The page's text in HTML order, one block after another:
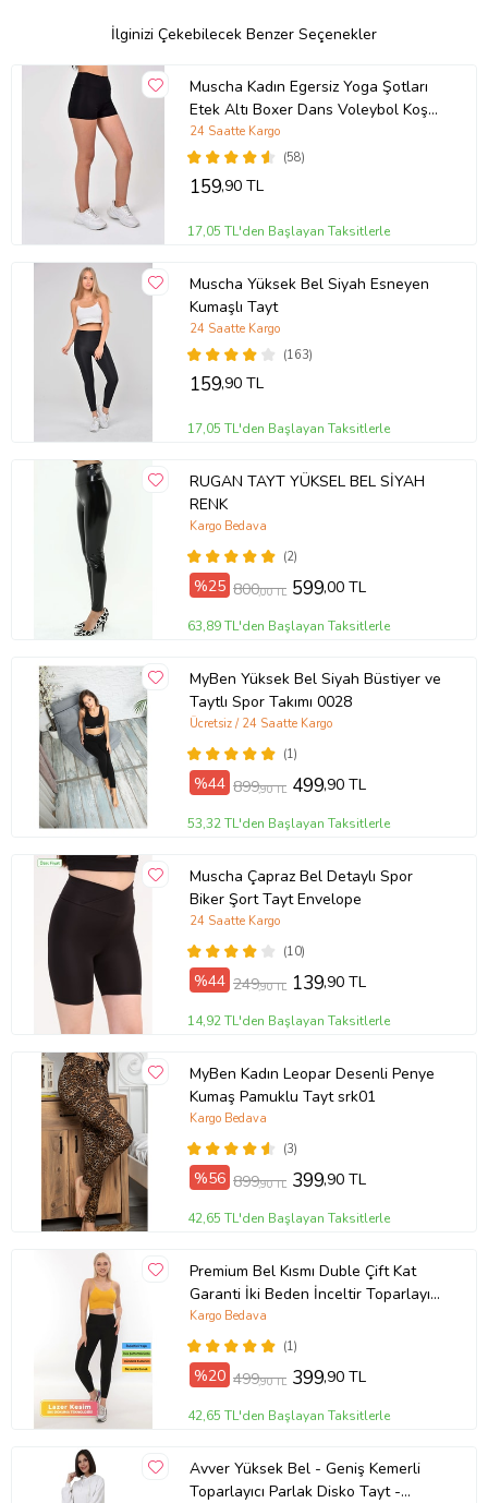
İlginizi Çekebilecek Benzer Seçenekler
Muscha Kadın Egersiz Yoga Şotları
Etek Altı Boxer Dans Voleybol Koşu
Kısa Şort
(58)
24 Saatte Kargo
159,90 TL
17,05 TL'den Başlayan Taksitlerle
Muscha Yüksek Bel Siyah Esneyen
Kumaşlı Tayt
(163)
24 Saatte Kargo
159,90 TL
17,05 TL'den Başlayan Taksitlerle
RUGAN TAYT YÜKSEL BEL SİYAH
RENK
(2)
Kargo Bedava
%25 800,00 TL 599,00 TL
63,89 TL'den Başlayan Taksitlerle
MyBen Yüksek Bel Siyah Büstiyer ve
Taytlı Spor Takımı 0028
(1)
Ücretsiz / 24 Saatte Kargo
%44 899,90 TL 499,90 TL
53,32 TL'den Başlayan Taksitlerle
Muscha Çapraz Bel Detaylı Spor
Biker Şort Tayt Envelope
(10)
24 Saatte Kargo
%44 249,90 TL 139,90 TL
14,92 TL'den Başlayan Taksitlerle
MyBen Kadın Leopar Desenli Penye
Kumaş Pamuklu Tayt srk01
(3)
Kargo Bedava
%56 899,90 TL 399,90 TL
42,65 TL'den Başlayan Taksitlerle
Premium Bel Kısmı Duble Çift Kat
Garanti İki Beden İnceltir Toparlayıcı
Yüksek Bel Lazer Korse Tayt (Siyah)
(1)
Kargo Bedava
%20 499,90 TL 399,90 TL
42,65 TL'den Başlayan Taksitlerle
Avver Yüksek Bel - Geniş Kemerli
Toparlayıcı Parlak Disko Tayt -